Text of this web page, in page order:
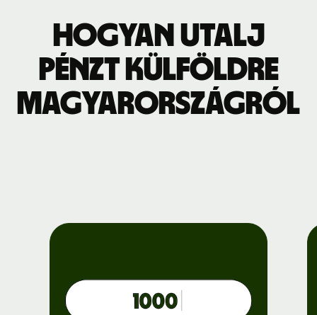
Hogyan utalj
pénzt külföldre
Magyarországról